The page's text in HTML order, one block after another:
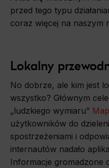
przed tego typu
coraz więcej na naszym
Lokalny
No dobrze, ale kim jest
wszystko? Głównym
„ludzkiego wymiaru”
użytkowników do
spostrzeżeniami i
internautów nadało
Informacje gromadzone